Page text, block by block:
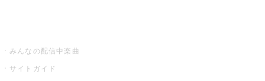
みんなの配信中楽曲
サイトガイド